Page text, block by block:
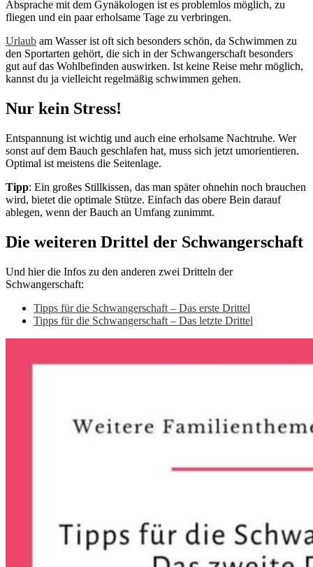
Absprache mit dem Gynäkologen ist es problemlos möglich, zu
fliegen und ein paar erholsame Tage zu verbringen.
Urlaub am Wasser ist oft sich besonders schön, da Schwimmen zu
den Sportarten gehört, die sich in der Schwangerschaft besonders
gut auf das Wohlbefinden auswirken. Ist keine Reise mehr möglich,
kannst du ja vielleicht regelmäßig schwimmen gehen.
Nur kein Stress!
Entspannung ist wichtig und auch eine erholsame Nachtruhe. Wer
sonst auf dem Bauch geschlafen hat, muss sich jetzt umorientieren.
Optimal ist meistens die Seitenlage.
Tipp: Ein großes Stillkissen, das man später ohnehin noch brauchen
wird, bietet die optimale Stütze. Einfach das obere Bein darauf
ablegen, wenn der Bauch an Umfang zunimmt.
Die weiteren Drittel der Schwangerschaft
Und hier die Infos zu den anderen zwei Dritteln der
Schwangerschaft:
Tipps für die Schwangerschaft – Das erste Drittel
Tipps für die Schwangerschaft – Das letzte Drittel